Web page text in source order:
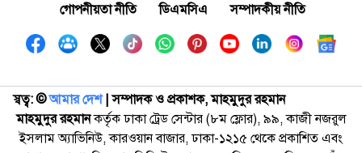
গোপনীয়তা নীতি
ডিএমসিএ সম্পাদকীয় নীতি
স্বত্ব: ©️আমার দেশ| সম্পাদক ও প্রকাশক, মাহমুদুর রহমান
মাহমুদুর রহমানকর্তৃক ঢাকা ট্রেড সেন্টার (৮ম ফ্লোর), ৯৯, কাজী নজরুল
ইসলাম অ্যাভিনিউ, কারওয়ান বাজার, ঢাকা-১২১৫ থেকে প্রকাশিত এবং